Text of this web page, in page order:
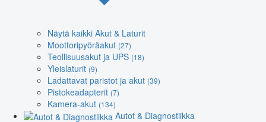
Näytä kaikki Akut & Laturit
Moottoripyöräakut (27)
Teollisuusakut ja UPS (18)
Yleislaturit (9)
Ladattavat paristot ja akut (39)
Pistokeadapterit (7)
Kamera-akut (134)
Autot & Diagnostiikka